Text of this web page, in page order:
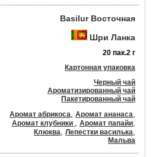
Basilur Восточная
Шри Ланка
20 пак.2 г
Картонная упаковка
Черный чай
Ароматизированный чай
Пакетированный чай
Аромат абрикоса Аромат ананаса
Аромат клубники Аромат папайи
Клюква Лепестки василька
Мальва